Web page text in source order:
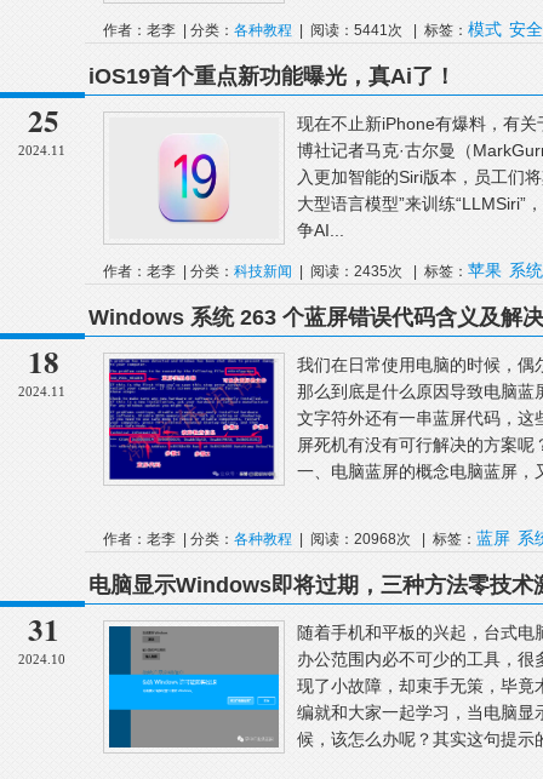
作者：老李 | 分类： 各种教程 | 阅读：5441次 | 标签： 模式 安全
25
2024.11
iOS19首个重点新功能曝光，真Ai了！
现在不止新iPhone有爆料，有
博社记者马克·古尔曼（
入更加智能的Siri版本，员工们
大型语言模型”来训练“LLMSiri”
争AI...
作者：老李 | 分类： 科技新闻 | 阅读：2435次 | 标签： 苹果 系统
18
2024.11
Windows 系统 263 个蓝屏错误代码含义及解
我们在日常使用电脑的时候，
那么到底是什么原因导致电脑
文字符外还有一串蓝屏代码，
屏死机有没有可行解决的方案
一、电脑蓝屏的概念电脑蓝屏
作者：老李 | 分类： 各种教程 | 阅读：20968次 | 标签： 蓝屏 系
31
2024.10
电脑显示Windows即将过期，三种方法零技术
随着手机和平板的兴起，台式
办公范围内必不可少的工具，
现了小故障，却束手无策，毕
编就和大家一起学习，当电脑显
候，该怎么办呢？其实这句提